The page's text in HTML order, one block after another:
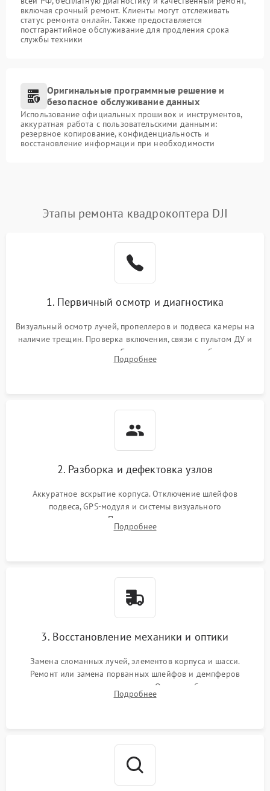
включая срочный ремонт. Клиенты могут отслеживать
статус ремонта онлайн. Также предоставляется
постгарантийное обслуживание для продления срока
службы техники
Оригинальные программные решение и
безопасное обслуживание данных
Использование официальных прошивок и инструментов,
аккуратная работа с пользовательскими данными:
резервное копирование, конфиденциальность и
восстановление информации при необходимости
Этапы ремонта квадрокоптера DJI
1. Первичный осмотр и диагностика
Визуальный осмотр лучей, пропеллеров и подвеса камеры на
наличие трещин. Проверка включения, связи с пультом ДУ и
передачи видеосигнала. Считывание логов ошибок через
полетное ПО для определения характера неисправности.
Подробнее
2. Разборка и дефектовка узлов
Аккуратное вскрытие корпуса. Отключение шлейфов
подвеса, GPS-модуля и системы визуального
позиционирования. Проверка полетного контроллера,
регуляторов оборотов (ESC) и бесколлекторных моторов на
Подробнее
3. Восстановление механики и оптики
Замена сломанных лучей, элементов корпуса и шасси.
Ремонт или замена порванных шлейфов и демпферов
трехосевого подвеса камеры. Очистка объектива,
восстановление механизма фокусировки. Установка новых
Подробнее